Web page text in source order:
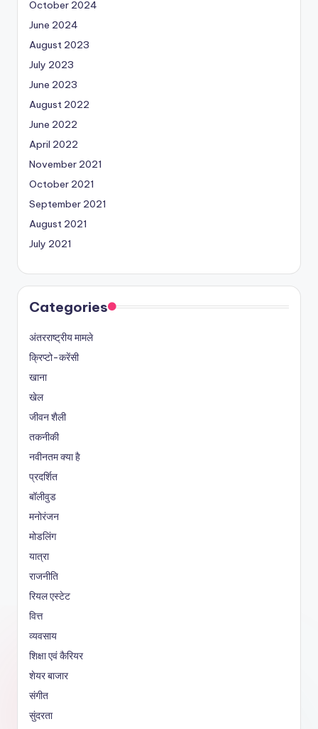
October 2024
June 2024
August 2023
July 2023
June 2023
August 2022
June 2022
April 2022
November 2021
October 2021
September 2021
August 2021
July 2021
Categories
अंतरराष्ट्रीय मामले
क्रिप्टो-करेंसी
खाना
खेल
जीवन शैली
तकनीकी
नवीनतम क्या है
प्रदर्शित
बॉलीवुड
मनोरंजन
मोडलिंग
यात्रा
राजनीति
रियल एस्टेट
वित्त
व्यवसाय
शिक्षा एवं कैरियर
शेयर बाजार
संगीत
सुंदरता